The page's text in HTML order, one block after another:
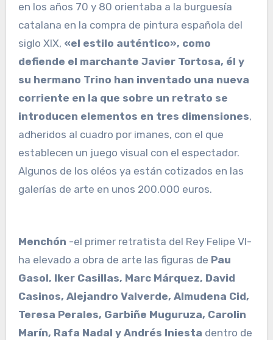
en los años 70 y 80 orientaba a la burguesía
catalana en la compra de pintura española del
siglo XIX, «el estilo auténtico», como
defiende el marchante Javier Tortosa, él y
su hermano Trino han inventado una nueva
corriente en la que sobre un retrato se
introducen elementos en tres dimensiones,
adheridos al cuadro por imanes, con el que
establecen un juego visual con el espectador.
Algunos de los oléos ya están cotizados en las
galerías de arte en unos 200.000 euros.
Menchón -el primer retratista del Rey Felipe VI-
ha elevado a obra de arte las figuras de Pau
Gasol, Iker Casillas, Marc Márquez, David
Casinos, Alejandro Valverde, Almudena Cid,
Teresa Perales, Garbiñe Muguruza, Carolin
Marín, Rafa Nadal y Andrés Iniesta dentro de